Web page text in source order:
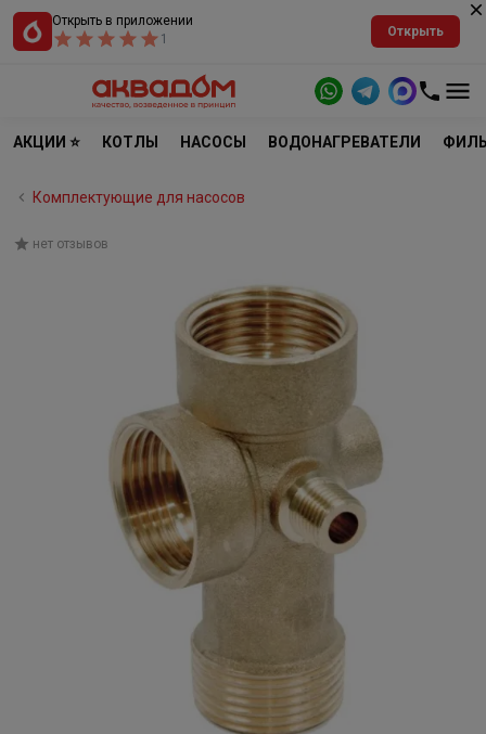
Открыть в приложении
1
Открыть
АКЦИИ ⭐ КОТЛЫ НАСОСЫ ВОДОНАГРЕВАТЕЛИ
Комплектующие для насосов
нет отзывов